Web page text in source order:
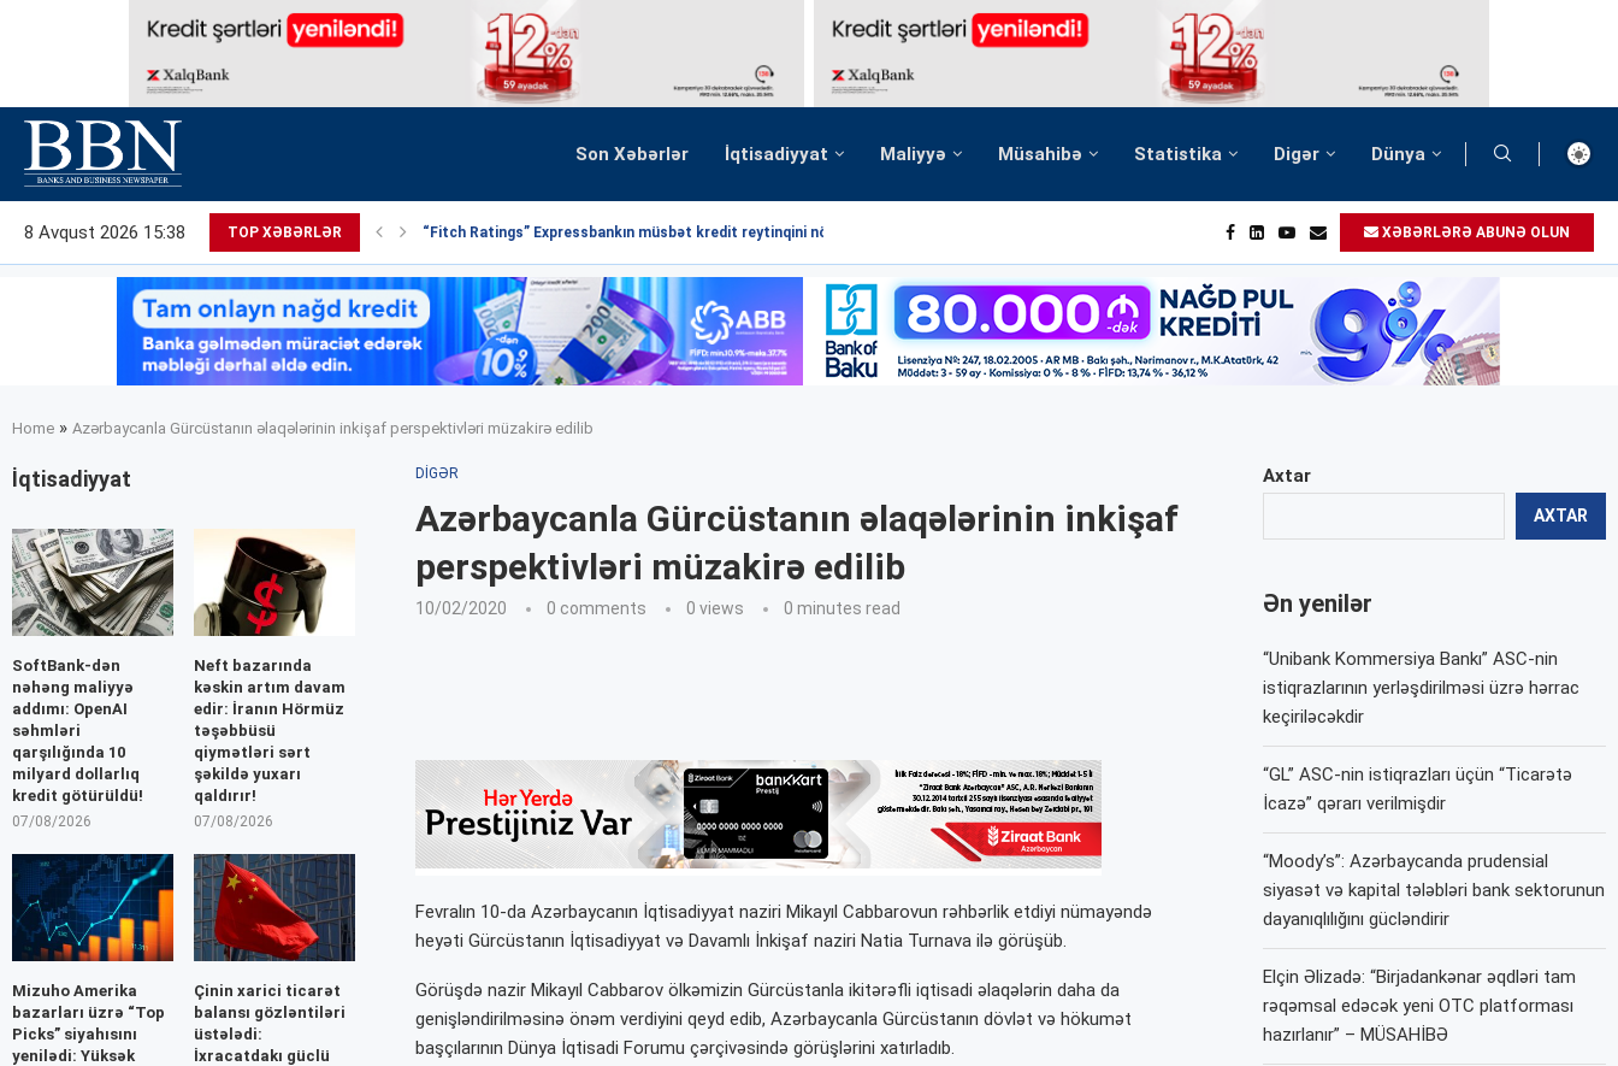
Son Xəbərlər İqtisadiyyat Maliyyə Müsahibə Statistika Digər Dünya
8 Avqust 2026 15:38 TOP XƏBƏRLƏR “Fitch Ratings” Expressbankın müsbət kredit reytinqini növbəti dəfə... XƏBƏRLƏRƏ ABUNƏ OLUN
Home » Azərbaycanla Gürcüstanın əlaqələrinin inkişaf perspektivləri müzakirə edilib
DIGƏR
Azərbaycanla Gürcüstanın əlaqələrinin inkişaf
perspektivləri müzakirə edilib
10/02/2020 0 comments 0 views 0 minutes read
Fevralın 10-da Azərbaycanın İqtisadiyyat naziri Mikayıl Cabbarovun rəhbərlik etdiyi nümayəndə
heyəti Gürcüstanın İqtisadiyyat və Davamlı İnkişaf naziri Natia Turnava ilə görüşüb.
Görüşdə nazir Mikayıl Cabbarov ölkəmizin Gürcüstanla ikitərəfli iqtisadi əlaqələrin daha da
genişləndirilməsinə önəm verdiyini qeyd edib, Azərbaycanla Gürcüstanın dövlət və hökumət
başçılarının Dünya İqtisadi Forumu çərçivəsində görüşlərini xatırladıb.
Axtar
AXTAR
Ən yenilər
“Unibank Kommersiya Bankı” ASC-nin
istiqrazlarının yerləşdirilməsi üzrə hərrac
keçiriləcəkdir
“GL” ASC-nin istiqrazları üçün “Ticarətə
İcazə” qərarı verilmişdir
“Moody’s”: Azərbaycanda prudensial
siyasət və kapital tələbləri bank sektorunun
dayanıqlılığını gücləndirir
Elçin Əlizadə: “Birjadankənar əqdləri tam
rəqəmsal edəcək yeni OTC platforması
hazırlanır” – MÜSAHİBƏ
İqtisadiyyat
SoftBank-dən
nəhəng maliyyə
addımı: OpenAI
səhmləri
qarşılığında 10
milyard dollarlıq
kredit götürüldü!
07/08/2026
Neft bazarında
kəskin artım davam
edir: İranın Hörmüz
təşəbbüsü
qiymətləri sərt
şəkildə yuxarı
qaldırır!
07/08/2026
Mizuho Amerika
bazarları üzrə “Top
Picks” siyahısını
yenilədi: Yüksək
Çinin xarici ticarət
balansı gözləntiləri
üstələdi:
İxracatdakı güclü